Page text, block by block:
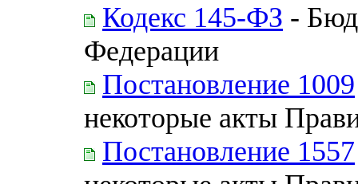
Кодекс 145-ФЗ -
Федерации
Постановление 1009
некоторые акты
Постановление 1557